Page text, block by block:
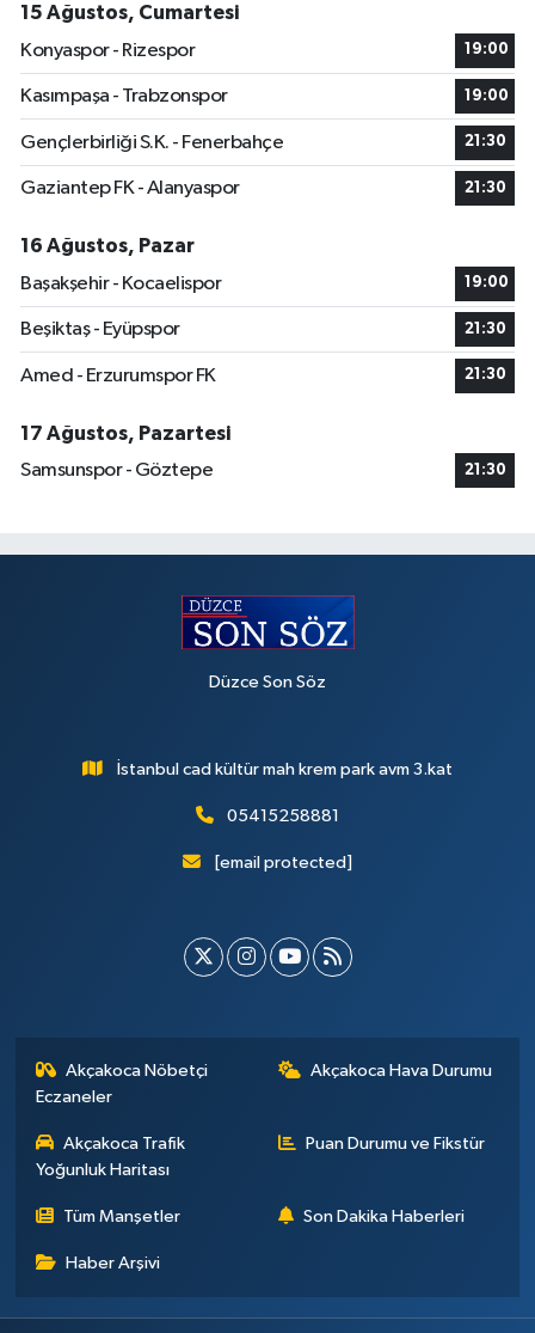
15 Ağustos, Cumartesi
Konyaspor - Rizespor
19:00
Kasımpaşa - Trabzonspor 19:00
Gençlerbirliği S.K. - Fenerbahçe 21:30
Gaziantep FK - Alanyaspor 21:30
16 Ağustos, Pazar
Başakşehir - Kocaelispor
19:00
Beşiktaş - Eyüpspor 21:30
Amed - Erzurumspor FK 21:30
17 Ağustos, Pazartesi
Samsunspor - Göztepe
21:30
Düzce Son Söz
İstanbul cad kültür mah krem park avm 3.kat
05415258881
[email protected]
Akçakoca Nöbetçi
Eczaneler
Akçakoca Hava Durumu
Akçakoca Trafik
Yoğunluk Haritası
Puan Durumu ve Fikstür
Tüm Manşetler Son Dakika Haberleri
Haber Arşivi